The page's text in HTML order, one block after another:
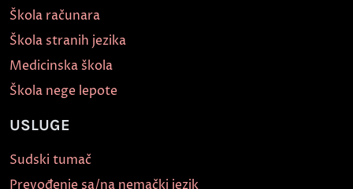
Škola računara
Škola stranih jezika
Medicinska škola
Škola nege lepote
USLUGE
Sudski tumač
Prevođenje sa/na nemački jezik